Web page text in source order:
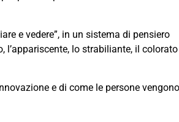
e vedere”, in un sistema di pensiero
lo strabiliante, il colorato
e di come le persone vengono